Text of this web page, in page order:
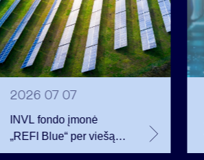
2026 07 07
INVL fondo įmonė
„REFI Blue“ per viešą
obligacijų emisiją